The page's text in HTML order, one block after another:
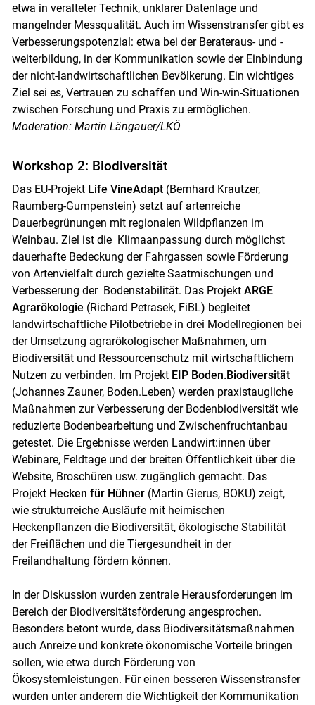
etwa in veralteter Technik, unklarer Datenlage und
mangelnder Messqualität. Auch im Wissenstransfer gibt es
Verbesserungspotenzial: etwa bei der Berateraus- und -
weiterbildung, in der Kommunikation sowie der Einbindung
der nicht-landwirtschaftlichen Bevölkerung. Ein wichtiges
Ziel sei es, Vertrauen zu schaffen und Win-win-Situationen
zwischen Forschung und Praxis zu ermöglichen.
Moderation: Martin Längauer/LKÖ
Workshop 2: Biodiversität
Das EU-Projekt Life VineAdapt(Bernhard Krautzer,
Raumberg-Gumpenstein) setzt auf artenreiche
Dauerbegrünungen mit regionalen Wildpflanzen im
Weinbau. Ziel ist die Klimaanpassung durch möglichst
dauerhafte Bedeckung der Fahrgassen sowie Förderung
von Artenvielfalt durch gezielte Saatmischungen und
Verbesserung der Bodenstabilität. Das Projekt ARGE
Agrarökologie (Richard Petrasek, FiBL) begleitet
landwirtschaftliche Pilotbetriebe in drei Modellregionen bei
der Umsetzung agrarökologischer Maßnahmen, um
Biodiversität und Ressourcenschutz mit wirtschaftlichem
Nutzen zu verbinden. Im Projekt EIP Boden.Biodiversität
(Johannes Zauner, Boden.Leben) werden praxistaugliche
Maßnahmen zur Verbesserung der Bodenbiodiversität wie
reduzierte Bodenbearbeitung und Zwischenfruchtanbau
getestet. Die Ergebnisse werden Landwirt:innen über
Webinare, Feldtage und der breiten Öffentlichkeit über die
Website, Broschüren usw. zugänglich gemacht. Das
Projekt Hecken für Hühner(Martin Gierus, BOKU) zeigt,
wie strukturreiche Ausläufe mit heimischen
Heckenpflanzen die Biodiversität, ökologische Stabilität
der Freiflächen und die Tiergesundheit in der
Freilandhaltung fördern können.
In der Diskussion wurden zentrale Herausforderungen im
Bereich der Biodiversitätsförderung angesprochen.
Besonders betont wurde, dass Biodiversitätsmaßnahmen
auch Anreize und konkrete ökonomische Vorteile bringen
sollen, wie etwa durch Förderung von
Ökosystemleistungen. Für einen besseren Wissenstransfer
wurden unter anderem die Wichtigkeit der Kommunikation